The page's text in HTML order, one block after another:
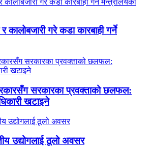
कालोबजारी गरे कडा कारबाही गर्ने
सरकारका प्रवक्ताको छलफल:
खटाइने
उद्योगलाई ठूलो अवसर